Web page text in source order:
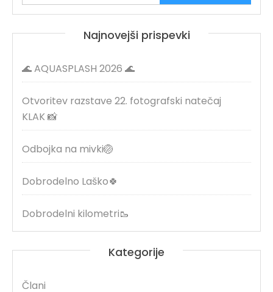
Najnovejši prispevki
🌊 AQUASPLASH 2026 🌊
Otvoritev razstave 22. fotografski natečaj
KLAK 📸
Odbojka na mivki🏐
Dobrodelno Laško🍀
Dobrodelni kilometri🥾
Kategorije
Člani